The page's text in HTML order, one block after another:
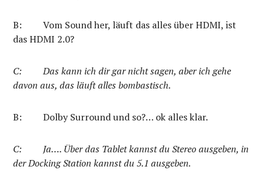
B:
Vom Sound her, läuft das alles über HDMI, ist
das HDMI 2.0?
C:
Das kann ich dir gar nicht sagen, aber ich gehe
davon aus, das läuft alles bombastisch.
B: Dolby Surround und so?… ok alles klar.
C:
Ja…. Über das Tablet kannst du Stereo ausgeben, in
der Docking Station kannst du 5.1 ausgeben.